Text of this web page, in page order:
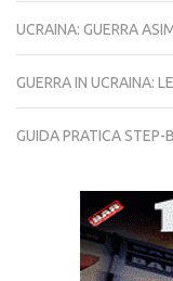
UCRAINA: GUERRA
GUERRA IN UCRAINA:
GUIDA PRATICA STEP-